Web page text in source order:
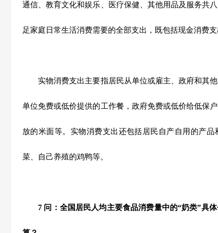
通信、教育文化和娱乐、医疗保健、其他用品及服务共
足家庭日常生活消费需要的全部支出，既包括现金消费
实物消费支出主要指居民从单位或雇主、政府和其
单位免费或低价提供的工作餐，政府免费或低价给低保
放的米面等。实物消费支出还包括居民自产自用的产
菜、自己养殖的鸡鸭等。
7 问：全国居民人均主要食品消费量中的“奶类”具